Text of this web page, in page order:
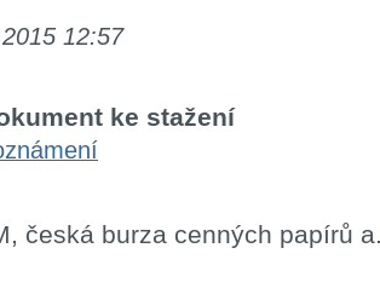
12:57
ke stažení
česká burza cenných papírů